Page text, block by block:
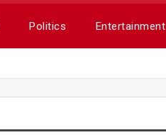
Politics Entertainment